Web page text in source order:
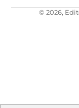
© 2026,